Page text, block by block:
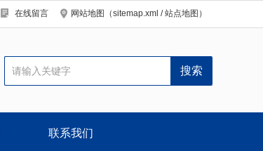
在线留言 网站地图（sitemap.xml /站点地图 ）
联系我们